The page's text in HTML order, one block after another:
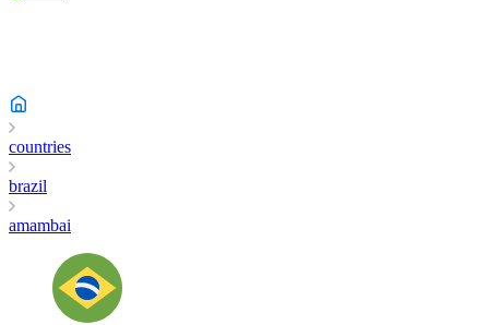
countries
brazil
amambai